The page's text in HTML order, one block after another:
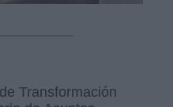
Transformación